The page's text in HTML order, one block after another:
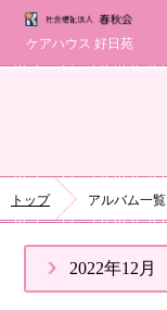
ケアハウス 好日苑
トップ アルバム一覧
2022年12月